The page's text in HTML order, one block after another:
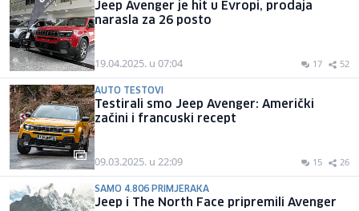
Jeep Avenger je hit u Evropi, prodaja
narasla za 26 posto
19.04.2025. u 07:04 17 52
AUTO TESTOVI
Testirali smo Jeep Avenger: Američki
začini i francuski recept
09.03.2025. u 22:09 15 26
SAMO 4.806 PRIMJERAKA
Jeep i The North Face pripremili Avenger